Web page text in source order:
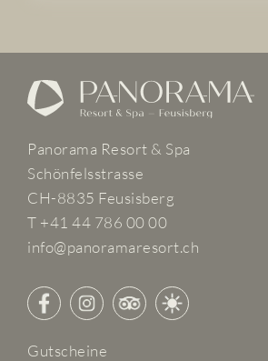
Panorama Resort & Spa
Schönfelsstrasse
CH-8835 Feusisberg
T +41 44 786 00 00
info@panoramaresort.ch
Gutscheine